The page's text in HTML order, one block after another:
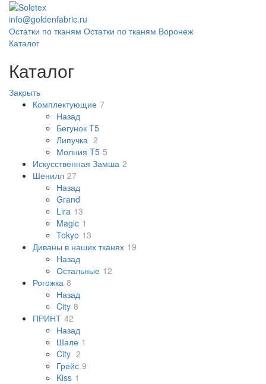
info@goldenfabric.ru
Остатки по тканям Остатки по тканям Воронеж
Каталог
Каталог
Закрыть
Комплектующие 7
Назад
Бегунок T5
Липучка 2
Молния T5 5
Искусственная Замша 2
Шенилл 27
Назад
Grand
Lira 13
Magic 1
Tokyo 13
Диваны в наших тканях 19
Назад
Остальные 12
Рогожка 8
Назад
City 8
ПРИНТ 42
Назад
Шале 1
City 2
Грейс 9
Kiss 1